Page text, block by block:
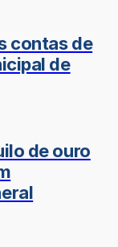
contas de
de
de ouro